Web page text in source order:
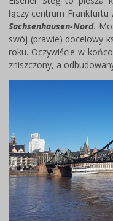
łączy centrum Frankfurtu
Sachsenhausen-Nord.
swój (prawie) docelowy
roku. Oczywiście w
zniszczony, a